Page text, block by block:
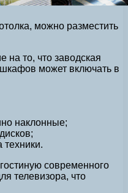
можно разместить
на то, что заводская
может включать в
наклонные;
современного
телевизора, что